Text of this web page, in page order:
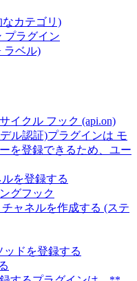
カテゴリ)
プラグイン
ラベル)
イクル フック (api.on)
ル認証)プラグインは モ
を登録できるため、ユー
を登録する
グフック
ャネルを作成する (ステ
ッドを登録する